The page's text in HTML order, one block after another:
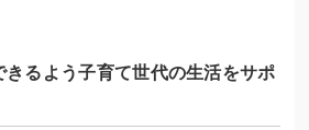
るよう子育て世代の生活をサポ